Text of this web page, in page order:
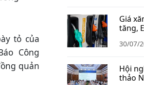
tỏ của
Công
quản
Giá
tăng,
1.400
30/07/
Hội
thảo